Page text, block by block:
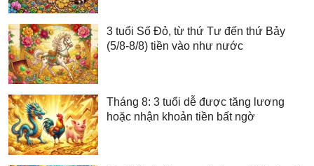
3 tuổi Số Đỏ, từ thứ Tư đến thứ Bảy
(5/8-8/8) tiền vào như nước
Tháng 8: 3 tuổi dễ được tăng lương
hoặc nhận khoản tiền bất ngờ